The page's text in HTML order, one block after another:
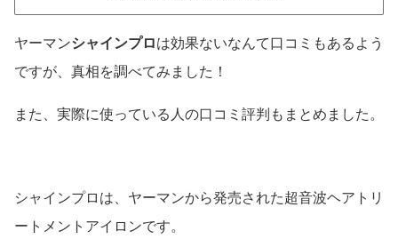
ヤーマンシャインプロは効果ないなんて口コミもあるよう
ですが、真相を調べてみました！
また、実際に使っている人の口コミ評判もまとめました。
シャインプロは、ヤーマンから発売された超音波ヘアトリ
ートメントアイロンです。